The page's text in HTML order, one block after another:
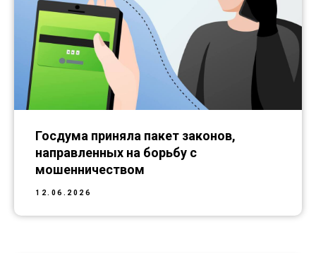
Госдума приняла пакет законов,
направленных на борьбу с
мошенничеством
12.06.2026